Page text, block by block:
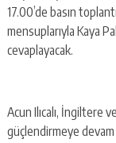
17.00’de basın
mensuplarıyla Kaya
cevaplayacak.
Acun Ilıcalı, İngiltere
güçlendirmeye